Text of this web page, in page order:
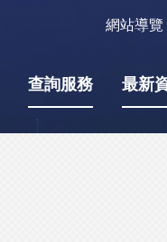
網站導覽
查詢服務 最新